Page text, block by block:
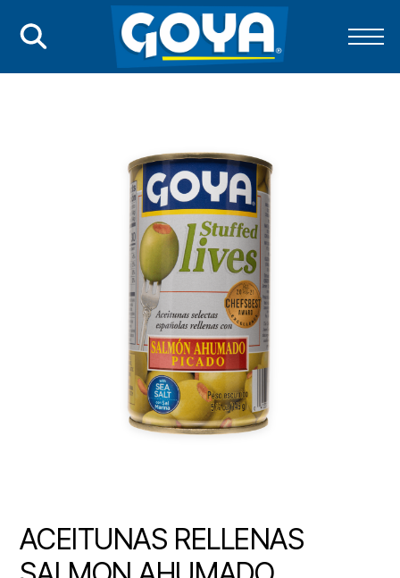
ACEITUNAS RELLENAS